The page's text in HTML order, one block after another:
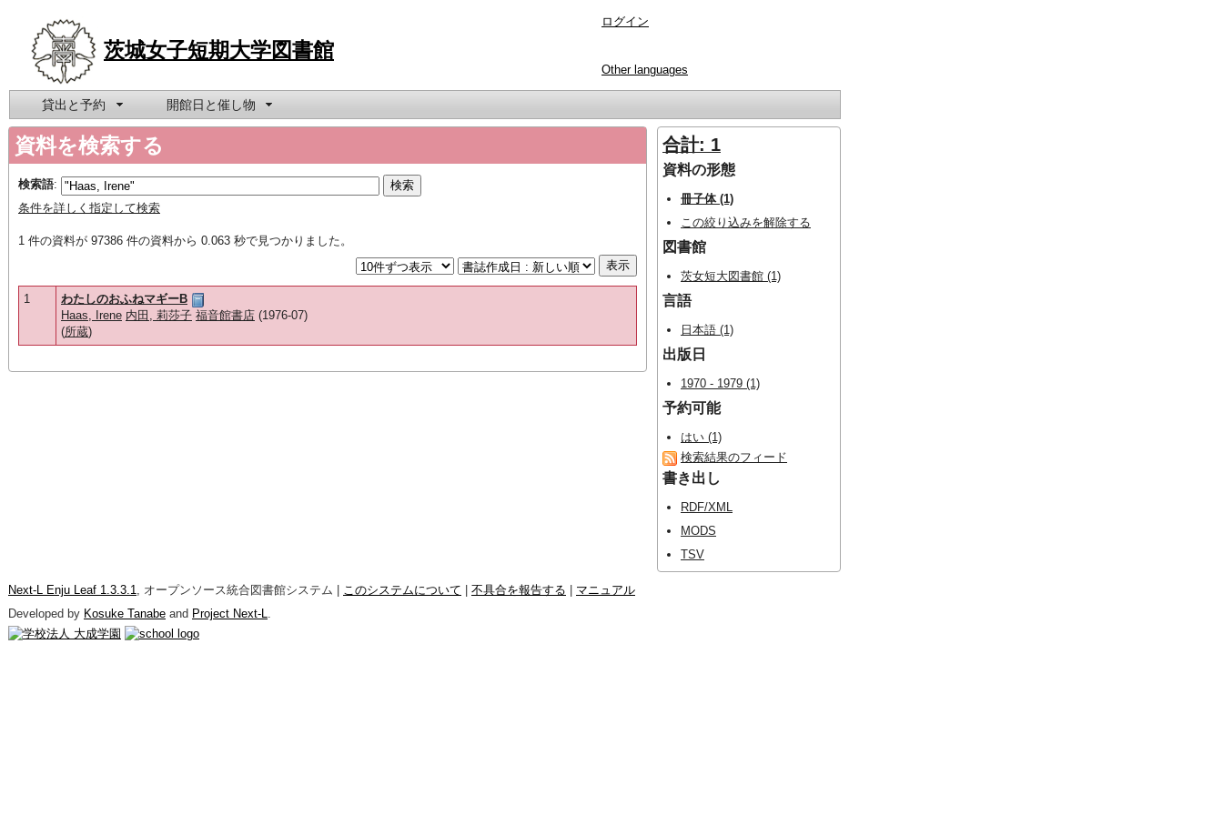
茨城女子短期大学図書館
ログイン
Other languages
貸出と予約 開館日と催し物
資料を検索する
検索語:
条件を詳しく指定して検索
1 件の資料が 97386 件の資料から 0.063 秒で見つかりました。
1
わたしのおふねマギーB
Haas, Irene 内田, 莉莎子 福音館書店 (1976-07)
(所蔵)
合計: 1
資料の形態
冊子体 (1)
この絞り込みを解除する
図書館
茨女短大図書館 (1)
言語
日本語 (1)
出版日
1970 - 1979 (1)
予約可能
はい (1)
検索結果のフィード
書き出し
RDF/XML
MODS
TSV
Next-L Enju Leaf 1.3.3.1, オープンソース統合図書館システム | このシステムについて 不具合を報告する
マニュアル
Developed by Kosuke Tanabe and Project Next-L.